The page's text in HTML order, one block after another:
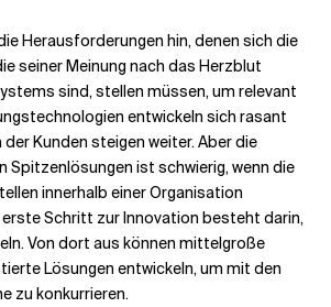
Herausforderungen hin, denen sich die
seiner Meinung nach das Herzblut
sind, stellen müssen, um relevant
entwickeln sich rasant
Kunden steigen weiter. Aber die
Spitzenlösungen ist schwierig, wenn die
innerhalb einer Organisation
erste Schritt zur Innovation besteht darin,
Von dort aus können mittelgroße
Lösungen entwickeln, um mit den
zu konkurrieren.